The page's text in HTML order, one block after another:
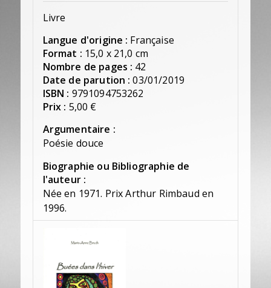
Livre
Langue d'origine : Française
Format : 15,0 x 21,0 cm
Nombre de pages : 42
Date de parution : 03/01/2019
ISBN : 9791094753262
Prix : 5,00 €
Argumentaire :
Poésie douce
Biographie ou Bibliographie de
l'auteur :
Née en 1971. Prix Arthur Rimbaud en
1996.